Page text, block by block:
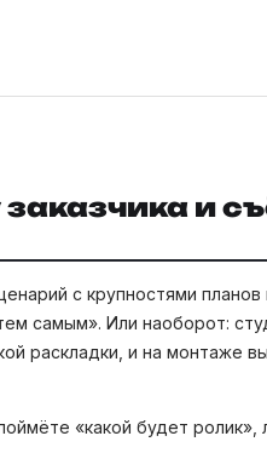
и
с крупностями
самым». Или наоборот:
раскладки, и на монтаже
«какой будет ролик»,